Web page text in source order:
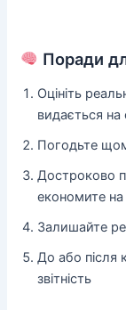
Поради
Оцініть
видається на
Погодьте
Достроково
економите на
Залишайте
До або після
звітність